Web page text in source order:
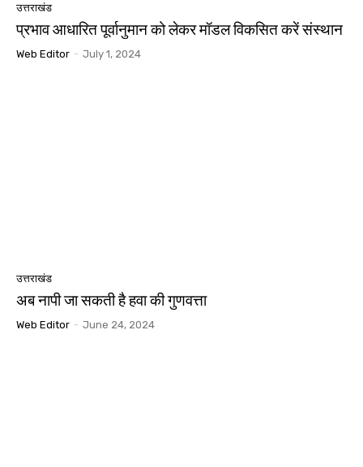
उत्तराखंड
प्रभाव आधारित पूर्वानुमान को लेकर मॉडल विकसित करें संस्थान
Web Editor - July 1, 2024
उत्तराखंड
अब नापी जा सकती है हवा की गुणवत्ता
Web Editor - June 24, 2024